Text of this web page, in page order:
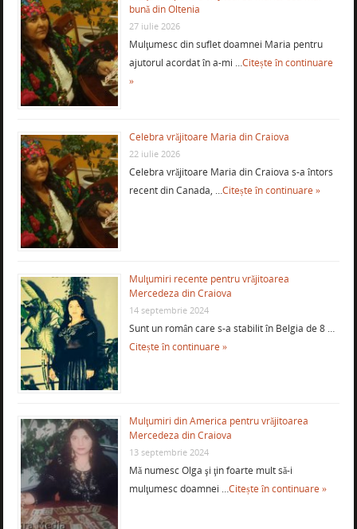
bună din Oltenia
27 iulie 2026
Mulţumesc din suflet doamnei Maria pentru
ajutorul acordat în a-mi …Citește în continuare
»
Celebra vrăjitoare Maria din Craiova
22 iulie 2026
Celebra vrăjitoare Maria din Craiova s-a întors
recent din Canada, …Citește în continuare »
Mulţumiri recente pentru vrăjitoarea
Mercedeza din Craiova
14 septembrie 2024
Sunt un român care s-a stabilit în Belgia de 8 …
Citește în continuare »
Mulţumiri din America pentru vrăjitoarea
Mercedeza din Craiova
13 septembrie 2024
Mă numesc Olga şi ţin foarte mult să-i
mulţumesc doamnei …Citește în continuare »